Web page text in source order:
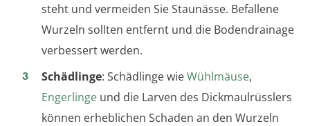
steht und vermeiden Sie Staunässe. Befallene
Wurzeln sollten entfernt und die Bodendrainage
verbessert werden.
Schädlinge: Schädlinge wieWühlmäuse,
Engerlinge und die Larven des Dickmaulrüsslers
können erheblichen Schaden an den Wurzeln